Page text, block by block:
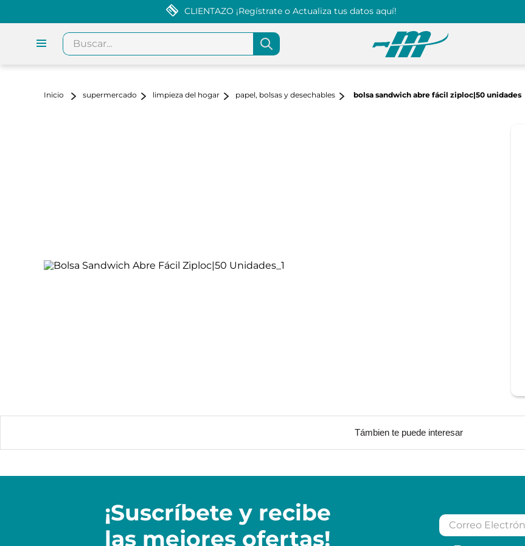
CLIENTAZO ¡Regístrate o Actualiza tus datos aquí!
Buscar...
supermercado limpieza del hogar papel, bolsas y desechables bolsa sandwich abre fácil ziploc|50 unidades
Támbien te puede interesar
¡Suscríbete y recibe
las mejores ofertas!